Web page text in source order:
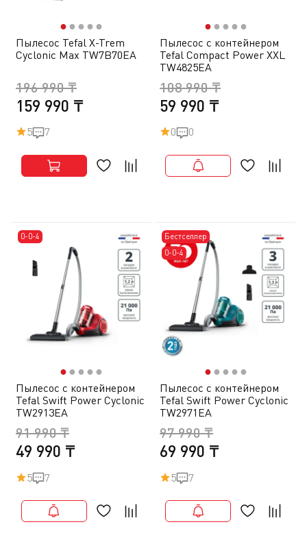
●● ● ● ●
Пылесос Tefal X-Trem
Cyclonic Max TW7B70EA
159 990 ₸
196 990 ₸
5 7
●● ● ● ●
Пылесос с контейнером
Tefal Compact Power XXL
TW4825EA
59 990 ₸
108 990 ₸
0 0
0-0-4
●● ● ● ●
Пылесос с контейнером
Tefal Swift Power Cyclonic
TW2913EA
49 990 ₸
91 990 ₸
5 7
Бестселлер
0-0-4
●● ● ● ●
Пылесос с контейнером
Tefal Swift Power Cyclonic
TW2971EA
69 990 ₸
97 990 ₸
5 7